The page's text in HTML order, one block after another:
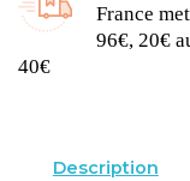
France
96€, 20€
40€
Description